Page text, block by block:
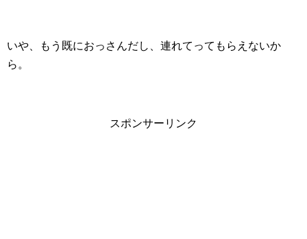
いや、もう既におっさんだし、連れてってもらえないか
ら。
スポンサーリンク